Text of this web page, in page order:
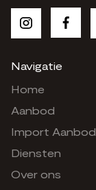
Navigatie
Home
Aanbod
Import Aanbod
Diensten
Over ons